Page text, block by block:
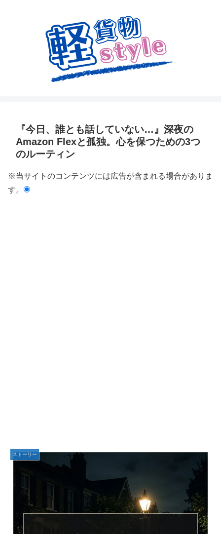
『今日、誰とも話していない…』深夜の
Amazon Flexと孤独。心を保つための3つ
のルーティン
※当サイトのコンテンツには広告が含まれる場合がありま
す。
ストーリー